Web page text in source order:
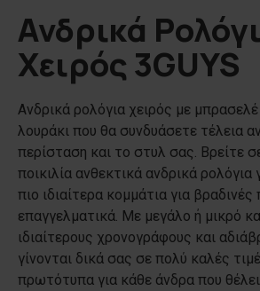
Ανδρικά
Χειρός 3GUYS
Ανδρικά ρολόγια χειρός με
λουράκι που θα συνδυάσετε τέλεια
περίσταση και το στυλ σας. Βρείτε
ποικιλία ανθεκτικά ανδρικά ρολόγια
πιο ιδιαίτερα κομμάτια για βραδινές
επαγγελματικά. Με μεγάλο ή μικρό
ιδιαίτερους χρονογράφους και
γίνονται δικά σας σε πολύ καλές
πρωτότυπα για κάθε άνδρα που θέλει